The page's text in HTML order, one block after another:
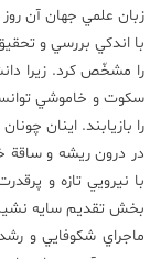
زبان علمي جهان آن
با اندكي بررسي و
را مشخّص كرد. زيرا
سكوت و خاموشي
را بازيابند. اينان
در درون ريشه و ساقة
با نيرويي تازه و
بخش تقديم سايه